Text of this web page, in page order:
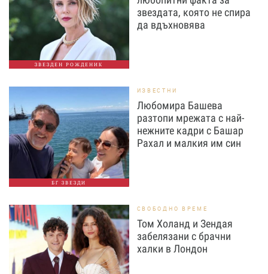
ЗВЕЗДЕН РОЖДЕНИК
звездата, която не спира
да вдъхновява
БГ ЗВЕЗДИ
ИЗВЕСТНИ
Любомира Башева
разтопи мрежата с най-
нежните кадри с Башар
Рахал и малкия им син
СВОБОДНО ВРЕМЕ
Том Холанд и Зендая
забелязани с брачни
халки в Лондон